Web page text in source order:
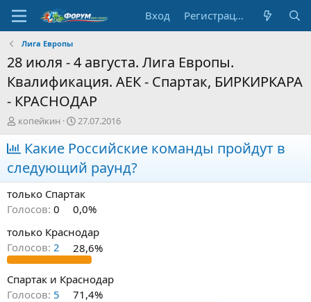
Вход Регистрация
Лига Европы
28 июля - 4 августа. Лига Европы.
Квалификация. АЕК - Спартак, БИРКИРКАРА
- КРАСНОДАР
А
в
т
о
р
т
е
м
копейкин
Д
а
т
а
н
а
ч
а
а
27.07.2016
Какие Российские команды пройдут в
следующий раунд?
только Спартак
Голосов: 0
0,0%
только Краснодар
Голосов: 2 28,6%
Спартак и Краснодар
Голосов: 5 71,4%